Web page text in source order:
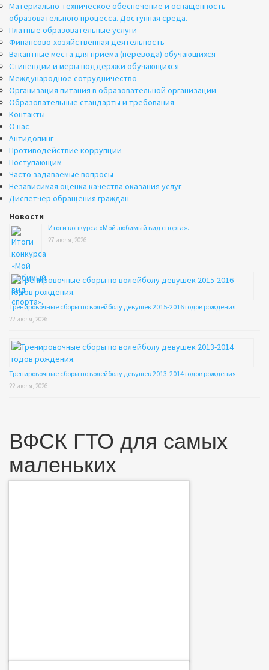
Материально-техническое обеспечение и оснащенность
образовательного процесса. Доступная среда.
Платные образовательные услуги
Финансово-хозяйственная деятельность
Вакантные места для приема (перевода) обучающихся
Стипендии и меры поддержки обучающихся
Международное сотрудничество
Организация питания в образовательной организации
Образовательные стандарты и требования
Контакты
О нас
Антидопинг
Противодействие коррупции
Поступающим
Часто задаваемые вопросы
Независимая оценка качества оказания услуг
Диспетчер обращения граждан
Новости
Итоги конкурса «Мой любимый вид спорта».
27 июля, 2026
Тренировочные сборы по волейболу девушек 2015-2016 годов рождения.
22 июля, 2026
Тренировочные сборы по волейболу девушек 2013-2014 годов рождения.
22 июля, 2026
ВФСК ГТО для самых
маленьких